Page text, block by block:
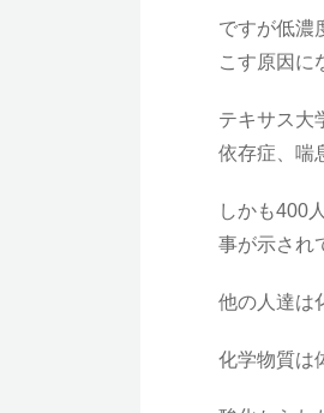
ですが低濃
こす原因に
テキサス大
依存症、喘
しかも400
事が示され
他の人達は
化学物質は